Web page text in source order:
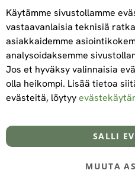
Tietoa meistä
@‌2025 FooDeliDoo
Käytämme sivustollamme
vastaavanlaisia teknisiä
asiakkaidemme
analysoidaksemme
Jos et hyväksy valinnaisia
olla heikompi. Lisää tietoa
evästeitä, löytyy
SALLI
MUUTA